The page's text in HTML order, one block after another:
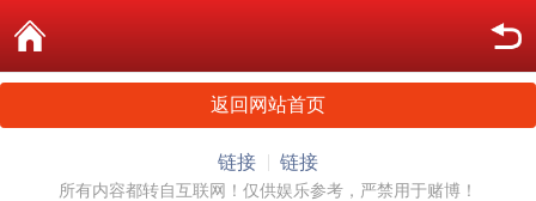
返回网站首页
链接 链接
所有内容都转自互联网！仅供娱乐参考，严禁用于赌博！